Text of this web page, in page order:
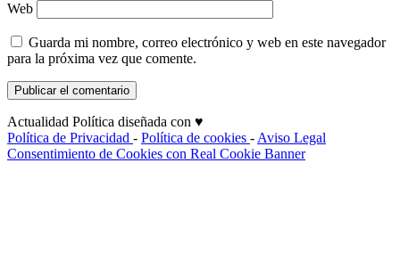
Web
Guarda mi nombre, correo electrónico y web en este navegador
para la próxima vez que comente.
Actualidad Política diseñada con ♥
Política de Privacidad - Política de cookies - Aviso Legal
Consentimiento de Cookies con Real Cookie Banner